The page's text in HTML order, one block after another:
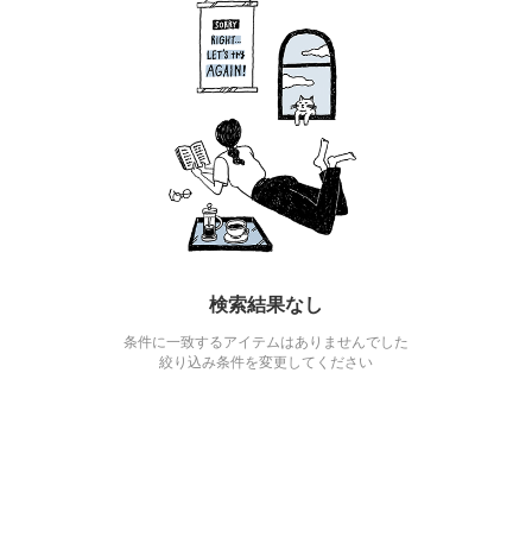
検索結果なし
条件に一致するアイテムはありませんでした
絞り込み条件を変更してください